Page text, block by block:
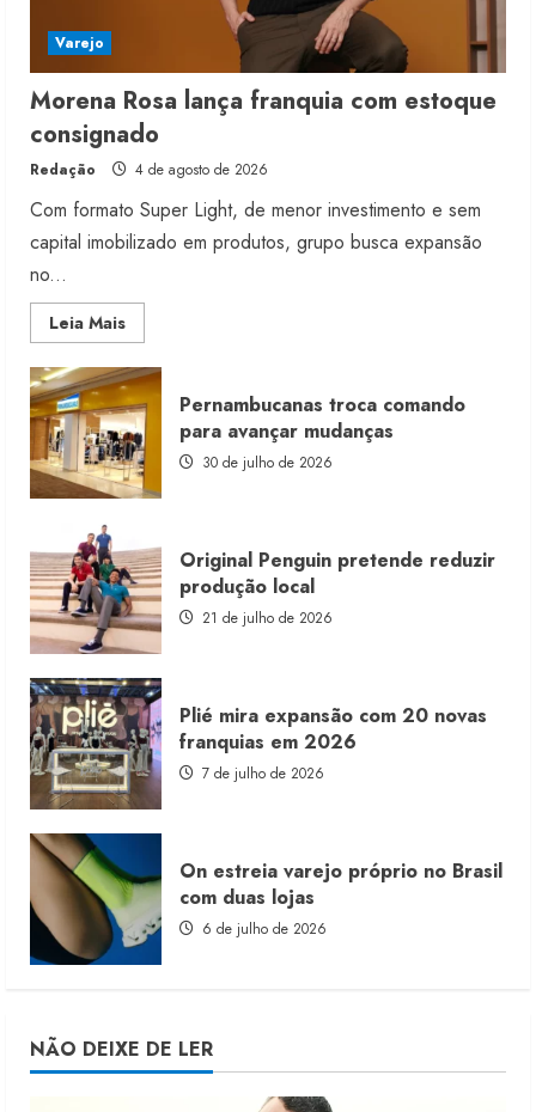
Varejo
Morena Rosa lança franquia com estoque
consignado
Redação 4 de agosto de 2026
Com formato Super Light, de menor investimento e sem
capital imobilizado em produtos, grupo busca expansão
no...
Leia MaisRead
more
Morena
Rosa
lança
franquia
com
estoque
consignado
Pernambucanas troca comando
para avançar mudanças
30 de julho de 2026
Original Penguin pretende reduzir
produção local
21 de julho de 2026
Plié mira expansão com 20 novas
franquias em 2026
7 de julho de 2026
On estreia varejo próprio no Brasil
com duas lojas
6 de julho de 2026
NÃO DEIXE DE LER